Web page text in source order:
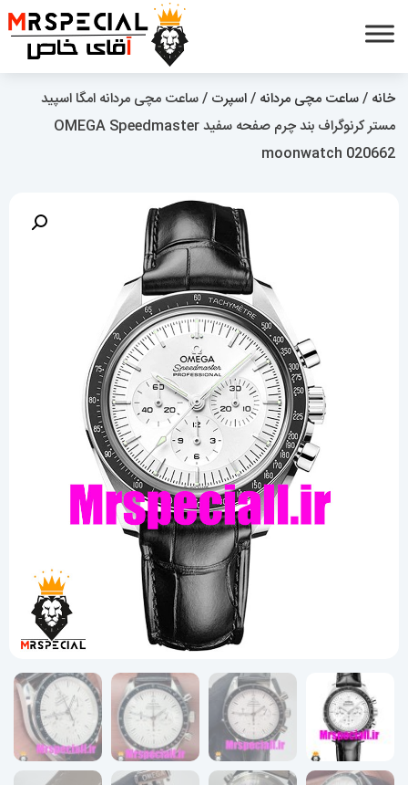
خانه /ساعت مچی مردانه /اسپرت / ساعت مچی مردانه امگا اسپید
مستر کرنوگراف بند چرم صفحه سفید OMEGA Speedmaster
moonwatch 020662